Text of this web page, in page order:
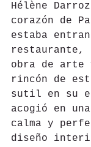
Hélène
corazón de
estaba
restaurante,
obra de arte
rincón de
sutil en su
acogió en
calma y
diseño